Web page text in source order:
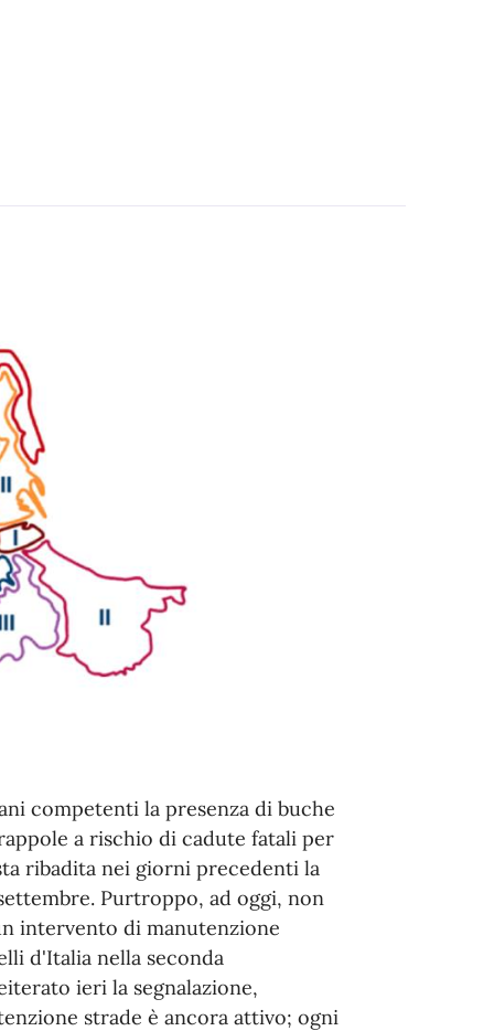
competenti la presenza di buche
a rischio di cadute fatali per
ribadita nei giorni precedenti la
Purtroppo, ad oggi, non
intervento di manutenzione
d'Italia nella seconda
ieri la segnalazione,
strade è ancora attivo; ogni